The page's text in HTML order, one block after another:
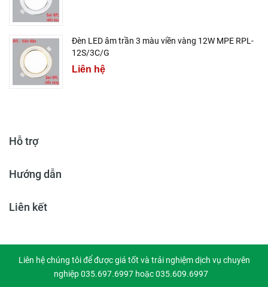
Đèn LED âm trần 3 màu viền vàng 12W MPE RPL-
12S/3C/G
Liên hệ
Hỗ trợ
Hướng dẫn
Liên kết
Liên hệ chúng tôi để được giá tốt và trải nghiệm dịch vụ chuyên
nghiệp 035.697.6997 hoặc 035.609.6997